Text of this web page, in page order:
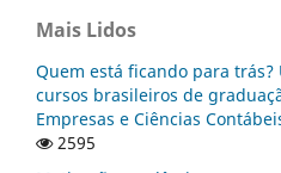
Mais Lidos
Quem está ficando para trás?
cursos brasileiros de
Empresas e Ciências
2595